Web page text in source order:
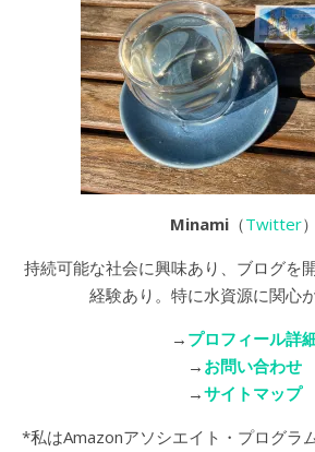
Minami （Twitter）
持続可能な社会に興味あり、ブログを
経験あり。特に水資源に関心
→ プロフィール詳
→ お問い合わせ
→サイトマップ
*私はAmazonアソシエイト・プログラ